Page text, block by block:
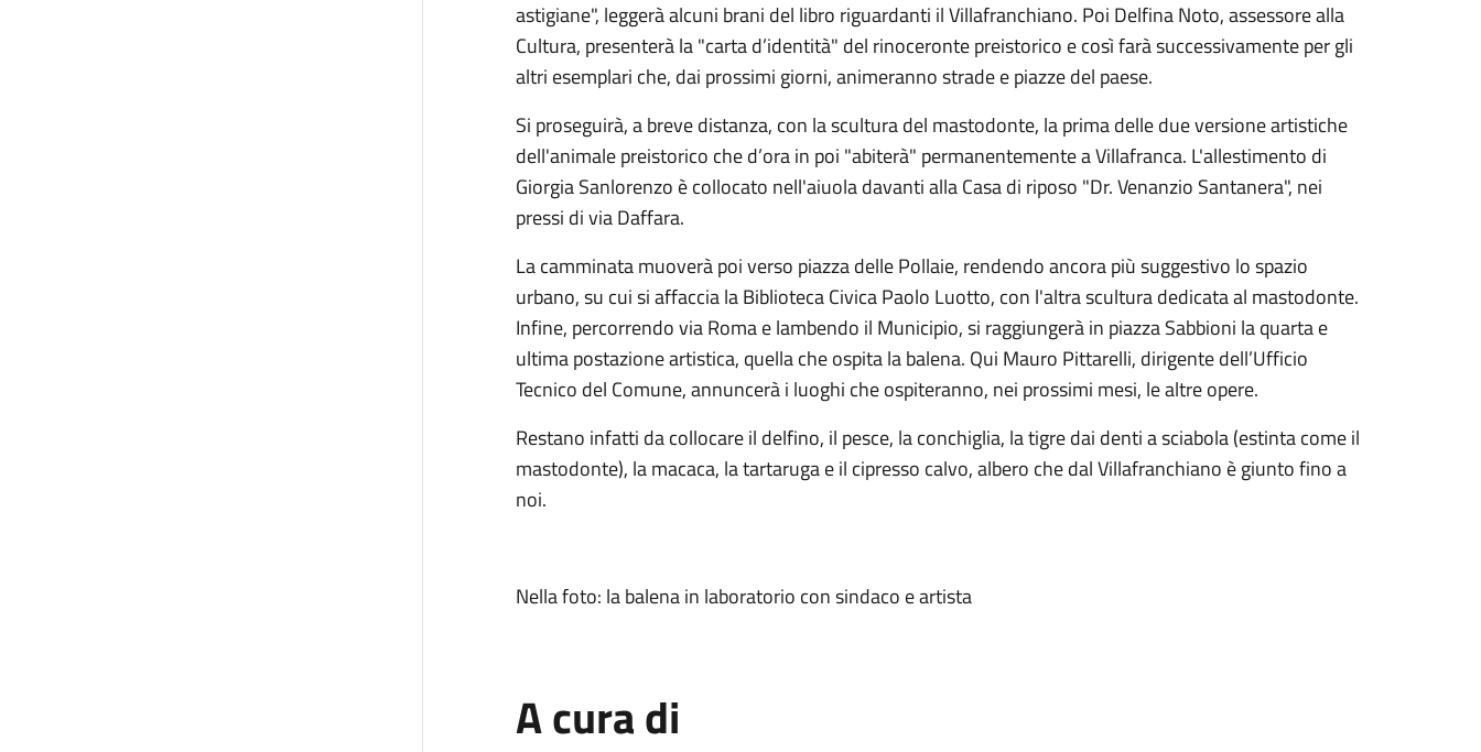
astigiane", leggerà alcuni brani del libro riguardanti il Villafranchiano. Poi Delfina Noto, assessore alla
Cultura, presenterà la "carta d’identità" del rinoceronte preistorico e così farà successivamente per gli
altri esemplari che, dai prossimi giorni, animeranno strade e piazze del paese.
Si proseguirà, a breve distanza, con la scultura del mastodonte, la prima delle due versione artistiche
dell'animale preistorico che d’ora in poi "abiterà" permanentemente a Villafranca. L'allestimento di
Giorgia Sanlorenzo è collocato nell'aiuola davanti alla Casa di riposo "Dr. Venanzio Santanera", nei
pressi di via Daffara.
La camminata muoverà poi verso piazza delle Pollaie, rendendo ancora più suggestivo lo spazio
urbano, su cui si affaccia la Biblioteca Civica Paolo Luotto, con l'altra scultura dedicata al mastodonte.
Infine, percorrendo via Roma e lambendo il Municipio, si raggiungerà in piazza Sabbioni la quarta e
ultima postazione artistica, quella che ospita la balena. Qui Mauro Pittarelli, dirigente dell’Ufficio
Tecnico del Comune, annuncerà i luoghi che ospiteranno, nei prossimi mesi, le altre opere.
Restano infatti da collocare il delfino, il pesce, la conchiglia, la tigre dai denti a sciabola (estinta come il
mastodonte), la macaca, la tartaruga e il cipresso calvo, albero che dal Villafranchiano è giunto fino a
noi.
Nella foto: la balena in laboratorio con sindaco e artista
A cura di